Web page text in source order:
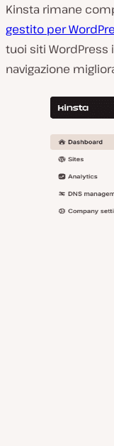
Kinsta rimane
gestito per
tuoi siti WordPress
navigazione